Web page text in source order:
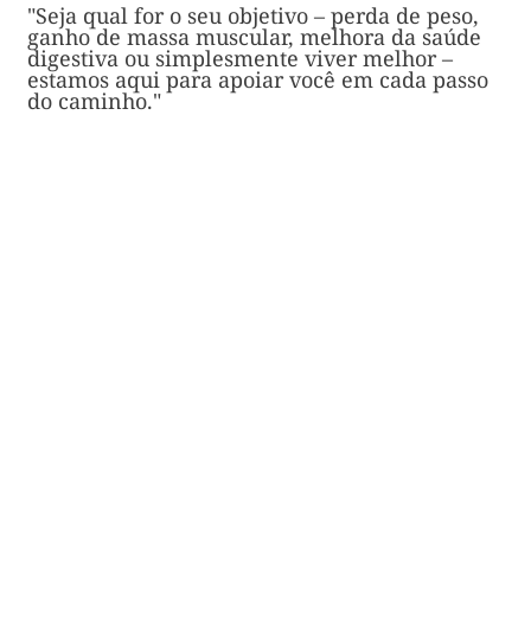
"Seja qual for o seu objetivo – perda de peso,
ganho de massa muscular, melhora da saúde
digestiva ou simplesmente viver melhor –
estamos aqui para apoiar você em cada passo
do caminho."